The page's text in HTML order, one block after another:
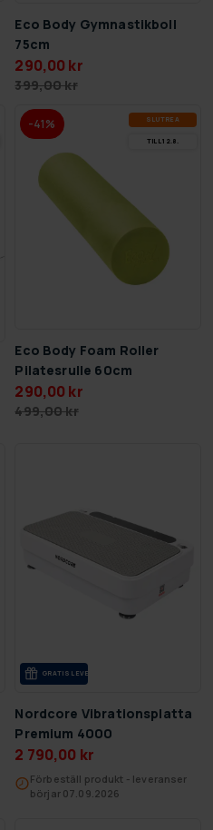
Eco Body Gymnastikboll
75cm
290,00 kr
399,00 kr
-41% SLUT­REA
TILL 12.8.
Eco Body Foam Roller
Pilatesrulle 60cm
290,00 kr
499,00 kr
GRA­TIS LE­VE­RANS
Nordcore Vibrationsplatta
Premium 4000
2 790,00 kr
Förbeställ produkt - leveranser
börjar 07.09.2026